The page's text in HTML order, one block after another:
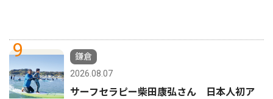
9
鎌倉
2026.08.07
サーフセラピー柴田康弘さん 日本人初ア